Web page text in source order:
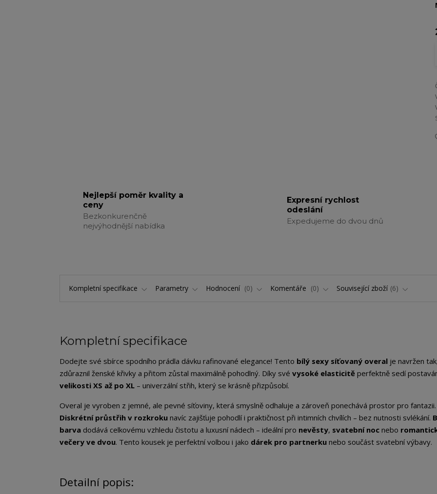
Nejlepší poměr kvality a
ceny
Bezkonkurenčně
nejvýhodnější nabídka
Expresní rychlost
odeslání
Expedujeme do dvou dnů
Kompletní specifikace Parametry Hodnocení 0 Komentáře 0 Související zboží 6
Kompletní specifikace
Dodejte své sbírce spodního prádla dávku rafinované elegance! Tento bílý sexy síťovaný overal je navržen
zdůraznil ženské křivky a přitom zůstal maximálně pohodlný. Díky své vysoké elasticitě perfektně sedí
velikosti XS až po XL – univerzální střih, který se krásně přizpůsobí.
Overal je vyroben z jemné, ale pevné síťoviny, která smyslně odhaluje a zároveň ponechává prostor pro fantazii.
Diskrétní průstřih v rozkroku navíc zajišťuje pohodlí i praktičnost při intimních chvílích – bez nutnosti svlékání.
barva dodává celkovému vzhledu čistotu a luxusní nádech – ideální pro nevěsty, svatební noc nebo
večery ve dvou. Tento kousek je perfektní volbou i jako dárek pro partnerku nebo součást svatební výbavy.
Detailní popis: